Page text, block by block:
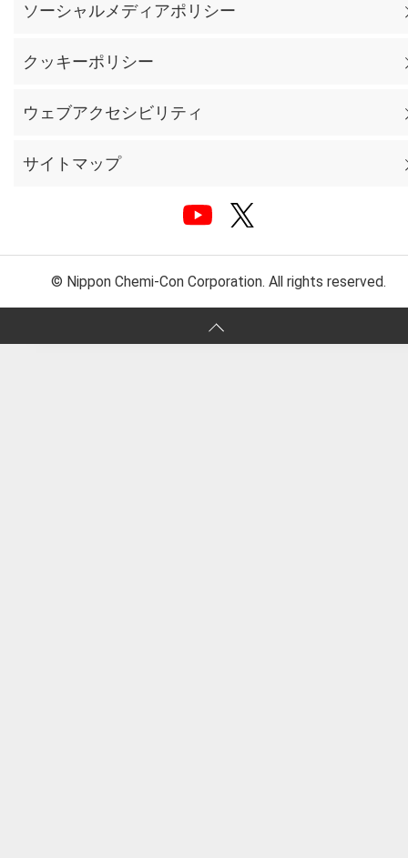
ソーシャルメディアポリシー
クッキーポリシー
ウェブアクセシビリティ
サイトマップ
© Nippon Chemi-Con Corporation. All rights reserved.